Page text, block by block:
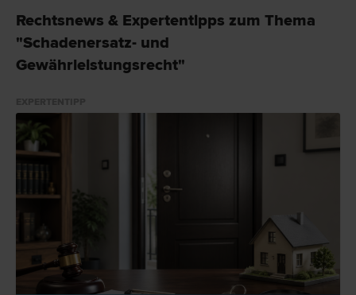
Rechtsnews & Expertentipps zum Thema
"Schadenersatz- und
Gewährleistungsrecht"